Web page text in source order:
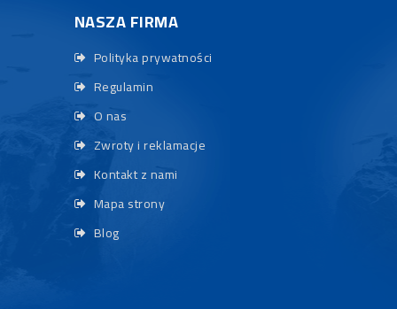
NASZA FIRMA
Polityka prywatności
Regulamin
O nas
Zwroty i reklamacje
Kontakt z nami
Mapa strony
Blog